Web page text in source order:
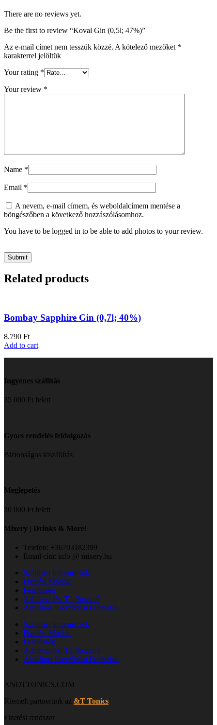
There are no reviews yet.
Be the first to review “Koval Gin (0,5l; 47%)”
Az e-mail címet nem tesszük közzé. A kötelező mezőket *
karakterrel jelöltük
Your rating *
Your review *
Name *
Email *
A nevem, e-mail címem, és weboldalcímem mentése a
böngészőben a következő hozzászólásomhoz.
You have to be logged in to be able to add photos to your review.
Related products
Bombay Sapphire Gin (0,7l; 40%)
8.790 Ft
Add to cart
Ingyenes szállítás
35 000 Ft felett
Gyors rendelés feldolgozás
Biztonságos kiszállítás
Meglepetés
30 000 Ft felett
Mixery | Drinks & More!
Telefon: +36703182399
Email cím: info @ mixery.hu
Szállítási Információk
Fizetési Módok
Felelősség
Adatkezelési Tájékoztató
Általános Szerződési Feltételek
Szállítási Információk
Fizetési Módok
Felelősség
Adatkezelési Tájékoztató
Általános Szerződési Feltételek
ANDTTONICS.COM
Kiemelt partnerünk az &T Tonics
Fizetési rendszer